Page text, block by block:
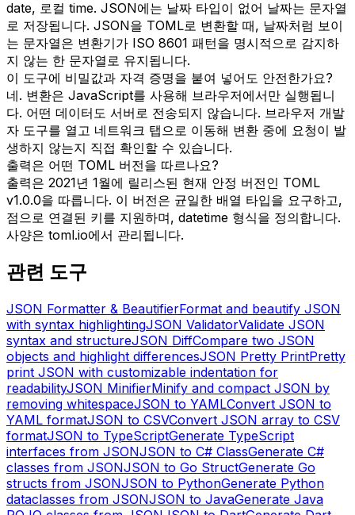
date, 로컬 time. JSON에는 날짜 타입이 없어 날짜는 문자열
로 저장됩니다. JSON을 TOML로 변환할 때, 날짜처럼 보이
는 문자열은 변환기가 ISO 8601 패턴을 명시적으로 감지하
지 않는 한 문자열로 유지됩니다.
이 도구에 비밀값과 자격 증명을 붙여 넣어도 안전한가요?
네. 변환은 JavaScript를 사용해 브라우저에서만 실행됩니
다. 어떤 데이터도 서버로 전송되지 않습니다. 브라우저 개발
자 도구를 열고 네트워크 탭으로 이동해 변환 중에 요청이 발
생하지 않는지 직접 확인할 수 있습니다.
출력은 어떤 TOML 버전을 따르나요?
출력은 2021년 1월에 릴리스된 현재 안정 버전인 TOML
v1.0.0을 따릅니다. 이 버전은 균일한 배열 타입을 요구하고,
점으로 연결된 키를 지원하며, datetime 형식을 정의합니다.
사양은 toml.io에서 관리됩니다.
관련 도구
JSON Formatter & BeautifierFormat and beautify JSON
with syntax highlightingJSON ValidatorValidate JSON
syntax and structureJSON DiffCompare two JSON
objects and highlight differencesJSON Pretty PrintPretty
print JSON with customizable indentation for
readabilityJSON MinifierMinify and compact JSON by
removing whitespaceJSON to YAMLConvert JSON to
YAML formatJSON to CSVConvert JSON array to CSV
formatJSON to TypeScriptGenerate TypeScript
interfaces from JSONJSON to C# ClassGenerate C#
classes from JSONJSON to Go StructGenerate Go
structs from JSONJSON to PythonGenerate Python
dataclasses from JSONJSON to JavaGenerate Java